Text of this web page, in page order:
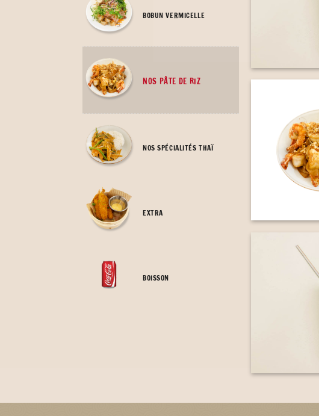
BOBUN VERMICELLE
NOS PÂTE DE RIZ
NOS SPÉCIALITÉS THAÏ
EXTRA
BOISSON